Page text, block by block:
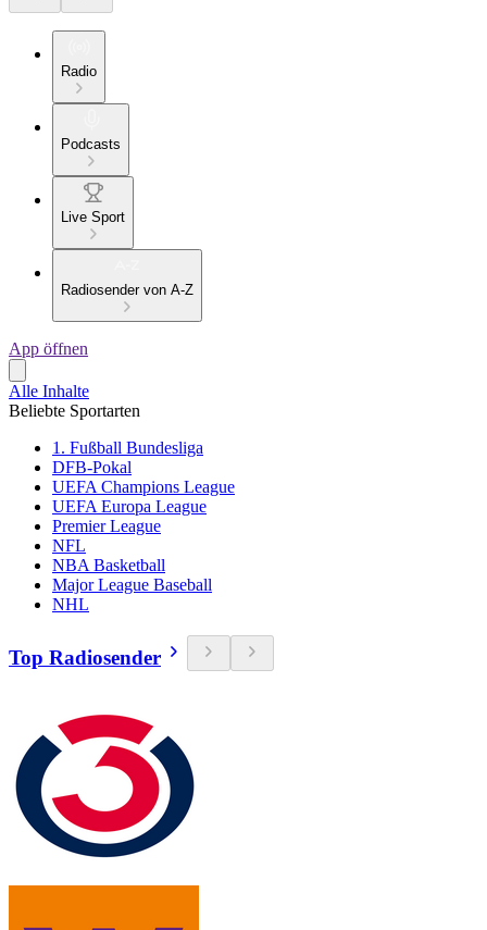
Radio
Podcasts
Live Sport
Radiosender von A-Z
App öffnen
Alle Inhalte
Beliebte Sportarten
1. Fußball Bundesliga
DFB-Pokal
UEFA Champions League
UEFA Europa League
Premier League
NFL
NBA Basketball
Major League Baseball
NHL
Top Radiosender